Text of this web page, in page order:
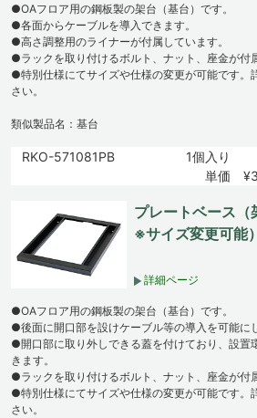
●OAフロア用の鋼板製の架台（基台）です。
●各面からケーブルを導入できます。
●高さ調整用のライナーが付属しています。
●ラックを取り付けるボルト、ナット、座金が付
●特別仕様にてサイズや仕様の変更が可能です。
さい。
類似製品名：基台
RKO-571081PB
1個入り
単価
プレートベース
※サイズ変更可能
詳細ページ
●OAフロア用の鋼板製の架台（基台）です。
●後面に開口部を設けケーブル等の導入を可能に
●開口部に取り外しできる蓋を付けており、設置
きます。
●ラックを取り付けるボルト、ナット、座金が付
●特別仕様にてサイズや仕様の変更が可能です。
さい。